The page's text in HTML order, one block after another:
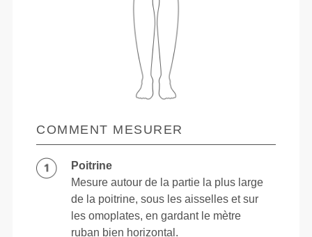
COMMENT MESURER
Poitrine
Mesure autour de la partie la plus large
de la poitrine, sous les aisselles et sur
les omoplates, en gardant le mètre
ruban bien horizontal.